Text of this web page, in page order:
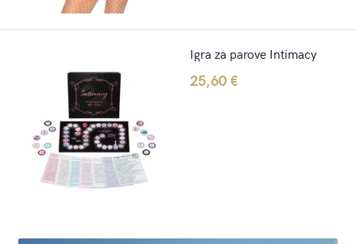
Igra za parove Intimacy
25,60€